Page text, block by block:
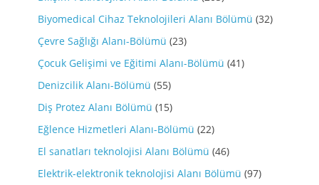
Biyomedical Cihaz Teknolojileri Alanı Bölümü (32)
Çevre Sağlığı Alanı-Bölümü (23)
Çocuk Gelişimi ve Eğitimi Alanı-Bölümü (41)
Denizcilik Alanı-Bölümü (55)
Diş Protez Alanı Bölümü (15)
Eğlence Hizmetleri Alanı-Bölümü (22)
El sanatları teknolojisi Alanı Bölümü (46)
Elektrik-elektronik teknolojisi Alanı Bölümü (97)